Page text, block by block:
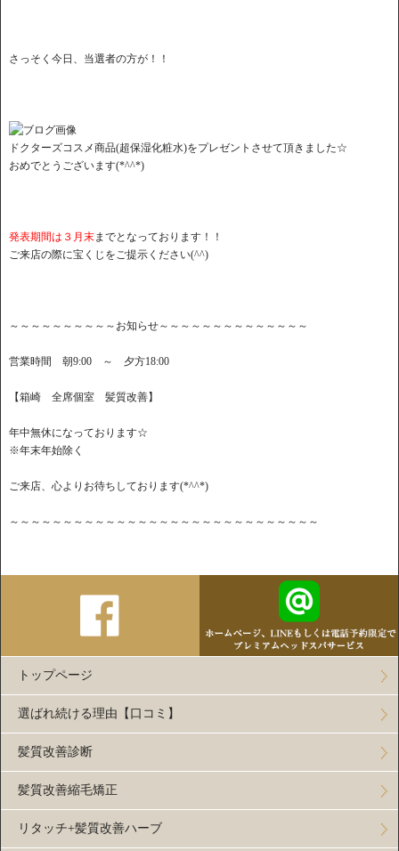
さっそく今日、当選者の方が！！
ドクターズコスメ商品(超保湿化粧水)をプレゼントさせて頂きました☆
おめでとうございます(*^^*)
発表期間は３月末までとなっております！！
ご来店の際に宝くじをご提示ください(^^)
～～～～～～～～～～お知らせ～～～～～～～～～～～～～～
営業時間 朝9:00 ～ 夕方18:00
【箱崎 全席個室 髪質改善】
年中無休になっております☆
※年末年始除く
ご来店、心よりお待ちしております(*^^*)
～～～～～～～～～～～～～～～～～～～～～～～～～～～～～
トップページ
選ばれ続ける理由【口コミ】
髪質改善診断
髪質改善縮毛矯正
リタッチ+髪質改善ハーブ